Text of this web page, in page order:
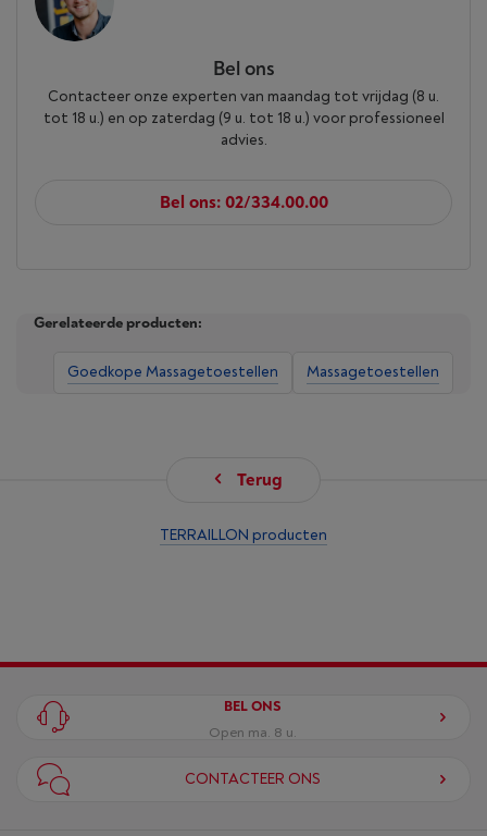
Bel ons
Contacteer onze experten van maandag tot vrijdag (8 u.
tot 18 u.) en op zaterdag (9 u. tot 18 u.) voor professioneel
advies.
Bel ons: 02/334.00.00
Gerelateerde producten:
Goedkope Massagetoestellen Massagetoestellen
Terug
TERRAILLON producten
BEL ONS
Open ma. 8 u.
CONTACTEER ONS